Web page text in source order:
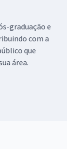
graduação e
com a
que
área.